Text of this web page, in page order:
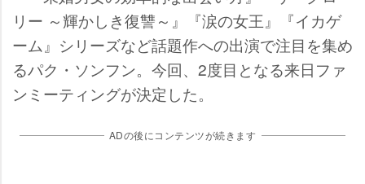
リー ～輝かしき復讐～』『涙の女王』『イカゲ
ーム』シリーズなど話題作への出演で注目を集め
るパク・ソンフン。今回、2度目となる来日ファ
ンミーティングが決定した。
ADの後にコンテンツが続きます